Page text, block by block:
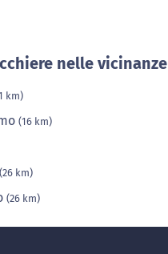
nelle vicinanze
km)
(16 km)
(26 km)
(26 km)